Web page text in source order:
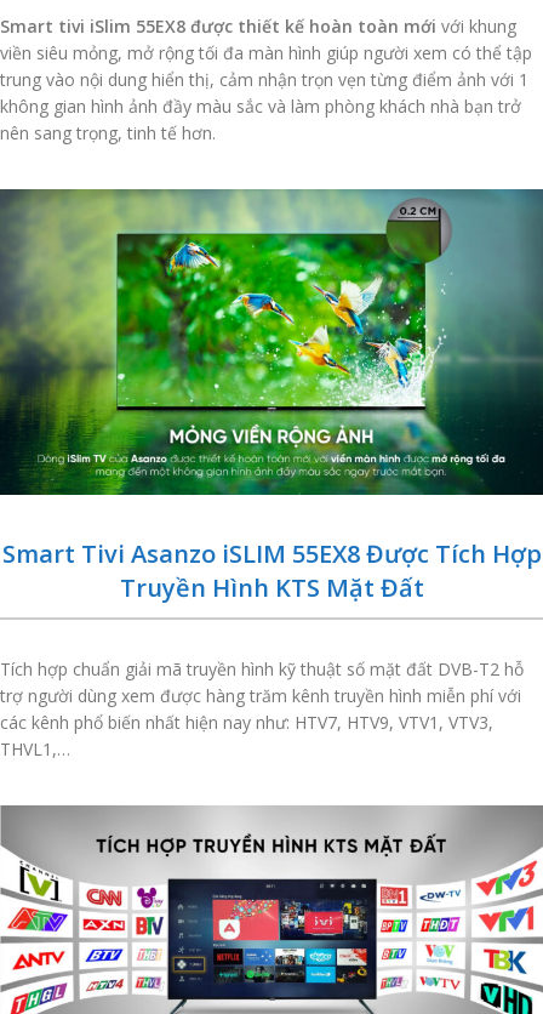
Smart tivi iSlim 55EX8 được thiết kế hoàn toàn mới với khung
viền siêu mỏng, mở rộng tối đa màn hình giúp người xem có thể tập
trung vào nội dung hiển thị, cảm nhận trọn vẹn từng điểm ảnh với 1
không gian hình ảnh đầy màu sắc và làm phòng khách nhà bạn trở
nên sang trọng, tinh tế hơn.
Smart Tivi Asanzo iSLIM 55EX8 Được Tích Hợp
Truyền Hình KTS Mặt Đất
Tích hợp chuẩn giải mã truyền hình kỹ thuật số mặt đất DVB-T2 hỗ
trợ người dùng xem được hàng trăm kênh truyền hình miễn phí với
các kênh phổ biến nhất hiện nay như: HTV7, HTV9, VTV1, VTV3,
THVL1,…